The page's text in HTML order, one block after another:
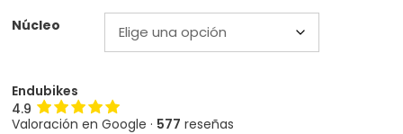
Núcleo
Endubikes
4.9
Valoración en Google · 577 reseñas